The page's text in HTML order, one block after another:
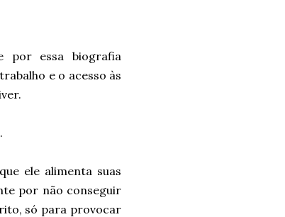
por essa biografia
e o acesso às
ele alimenta suas
por não conseguir
só para provocar